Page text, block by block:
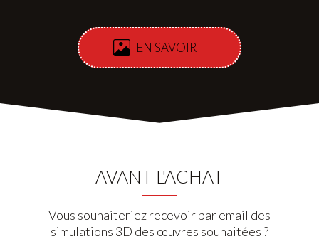
EN SAVOIR +
AVANT L'ACHAT
Vous souhaiteriez recevoir par email des
simulations 3D des œuvres souhaitées ?